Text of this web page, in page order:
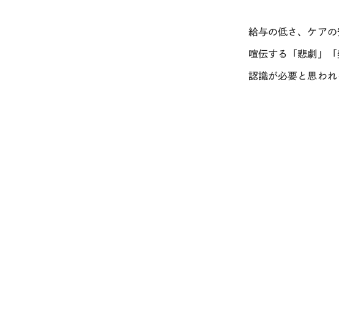
給与の低さ、ケア
喧伝する「悲劇」
認識が必要と思われ